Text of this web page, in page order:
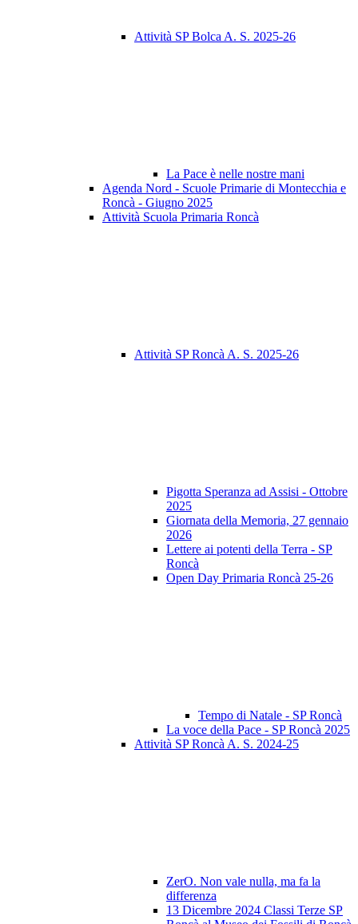
Attività SP Bolca A. S. 2025-26
La Pace è nelle nostre mani
Agenda Nord - Scuole Primarie di Montecchia e
Roncà - Giugno 2025
Attività Scuola Primaria Roncà
Attività SP Roncà A. S. 2025-26
Pigotta Speranza ad Assisi - Ottobre
2025
Giornata della Memoria, 27 gennaio
2026
Lettere ai potenti della Terra - SP
Roncà
Open Day Primaria Roncà 25-26
Tempo di Natale - SP Roncà
La voce della Pace - SP Roncà 2025
Attività SP Roncà A. S. 2024-25
ZerO. Non vale nulla, ma fa la
differenza
13 Dicembre 2024 Classi Terze SP